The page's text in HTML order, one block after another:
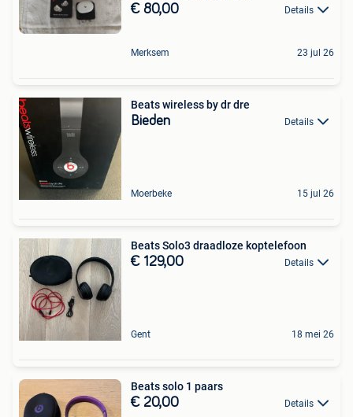
€ 80,00 Details
Merksem 23 jul 26
Beats wireless by dr dre
Bieden Details
Moerbeke 15 jul 26
Beats Solo3 draadloze koptelefoon
€ 129,00 Details
Gent 18 mei 26
Beats solo 1 paars
€ 20,00 Details